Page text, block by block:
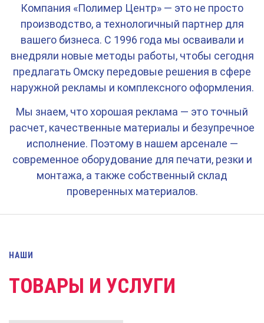
Компания «Полимер Центр» — это не просто
производство, а технологичный партнер для
вашего бизнеса. С 1996 года мы осваивали и
внедряли новые методы работы, чтобы сегодня
предлагать Омску передовые решения в сфере
наружной рекламы и комплексного оформления.
Мы знаем, что хорошая реклама — это точный
расчет, качественные материалы и безупречное
исполнение. Поэтому в нашем арсенале —
современное оборудование для печати, резки и
монтажа, а также собственный склад
проверенных материалов.
НАШИ
ТОВАРЫ И УСЛУГИ